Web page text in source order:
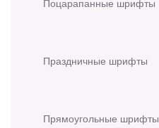
Праздничные шрифты
Прямоугольные шрифты